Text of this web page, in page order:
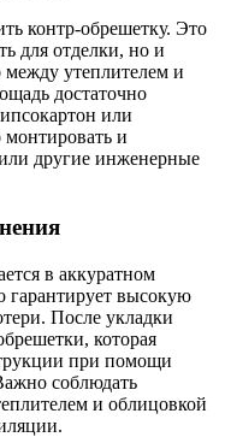
контр-обрешетку. Это
для отделки, но и
между утеплителем и
достаточно
или
монтировать и
другие инженерные
в аккуратном
гарантирует высокую
После укладки
которая
при помощи
соблюдать
и облицовкой